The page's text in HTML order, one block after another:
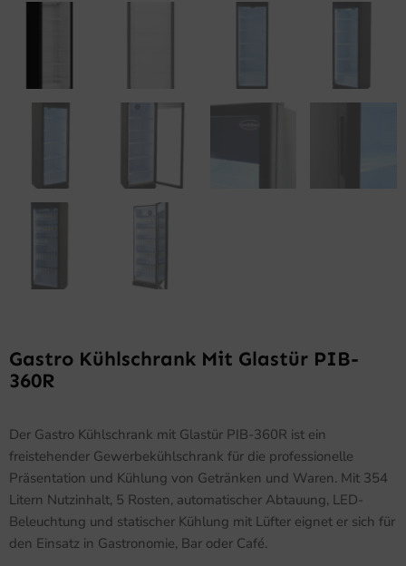
Gastro Kühlschrank Mit Glastür PIB-
360R
Der Gastro Kühlschrank mit Glastür PIB-360R ist ein
freistehender Gewerbekühlschrank für die professionelle
Präsentation und Kühlung von Getränken und Waren. Mit 354
Litern Nutzinhalt, 5 Rosten, automatischer Abtauung, LED-
Beleuchtung und statischer Kühlung mit Lüfter eignet er sich für
den Einsatz in Gastronomie, Bar oder Café.